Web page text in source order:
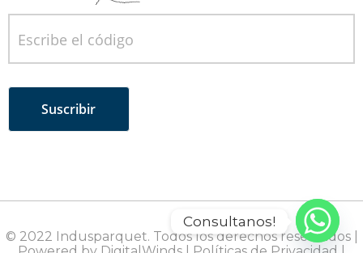
Escribe el código
© 2022 Indusparquet. Todos los derechos reservados |
Consultanos!